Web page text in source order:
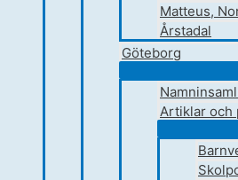
Matteus,
Årstadal
Göteborg
Artiklar och